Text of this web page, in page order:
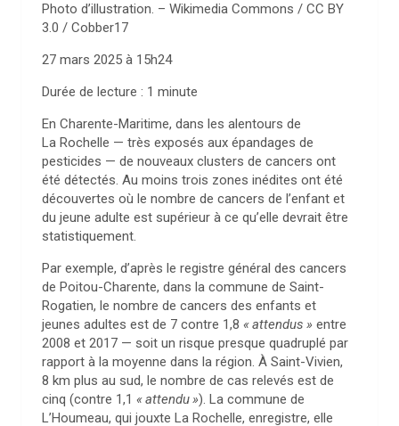
Photo d’illustration. – Wikimedia Commons / CC BY
3.0 / Cobber17
27 mars 2025 à 15h24
Durée de lecture : 1 minute
En Charente-Maritime, dans les alentours de
La Rochelle — très exposés aux épandages de
pesticides — de nouveaux clusters de cancers ont
été détectés. Au moins trois zones inédites ont été
découvertes où le nombre de cancers de l’enfant et
du jeune adulte est supérieur à ce qu’elle devrait être
statistiquement.
Par exemple, d’après le registre général des cancers
de Poitou-Charente, dans la commune de Saint-
Rogatien, le nombre de cancers des enfants et
jeunes adultes est de 7 contre 1,8 «attendus » entre
2008 et 2017 — soit un risque presque quadruplé par
rapport à la moyenne dans la région. À Saint-Vivien,
8 km plus au sud, le nombre de cas relevés est de
cinq (contre 1,1 «attendu»). La commune de
L’Houmeau, qui jouxte La Rochelle, enregistre, elle